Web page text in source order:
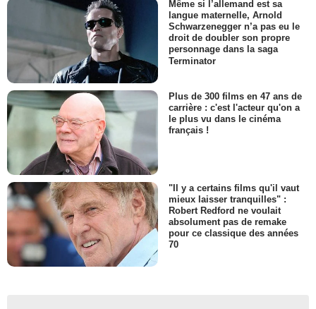
Même si l’allemand est sa
langue maternelle, Arnold
Schwarzenegger n’a pas eu le
droit de doubler son propre
personnage dans la saga
Terminator
Plus de 300 films en 47 ans de
carrière : c'est l'acteur qu'on a
le plus vu dans le cinéma
français !
"Il y a certains films qu'il vaut
mieux laisser tranquilles" :
Robert Redford ne voulait
absolument pas de remake
pour ce classique des années
70